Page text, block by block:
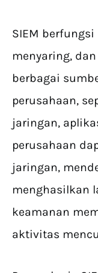
SIEM
menyaring,
berbagai
perusahaan,
jaringan,
perusahaan
jaringan,
menghasilkan
keamanan
aktivitas